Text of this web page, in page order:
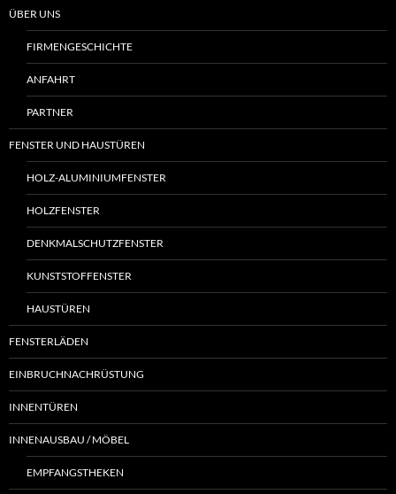
ÜBER UNS
FIRMENGESCHICHTE
ANFAHRT
PARTNER
FENSTER UND HAUSTÜREN
HOLZ-ALUMINIUMFENSTER
HOLZFENSTER
DENKMALSCHUTZFENSTER
KUNSTSTOFFENSTER
HAUSTÜREN
FENSTERLÄDEN
EINBRUCHNACHRÜSTUNG
INNENTÜREN
INNENAUSBAU / MÖBEL
EMPFANGSTHEKEN